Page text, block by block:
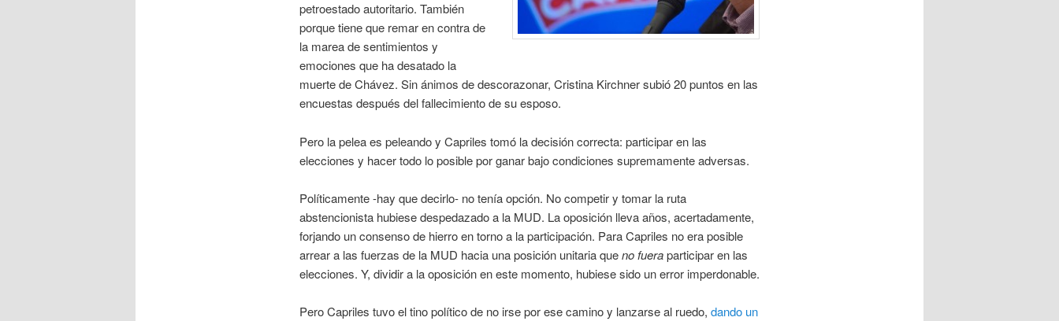
petroestado autoritario. También
porque tiene que remar en contra de
la marea de sentimientos y
emociones que ha desatado la
muerte de Chávez. Sin ánimos de descorazonar, Cristina Kirchner subió 20 puntos en las
encuestas después del fallecimiento de su esposo.
Pero la pelea es peleando y Capriles tomó la decisión correcta: participar en las
elecciones y hacer todo lo posible por ganar bajo condiciones supremamente adversas.
Políticamente -hay que decirlo- no tenía opción. No competir y tomar la ruta
abstencionista hubiese despedazado a la MUD. La oposición lleva años, acertadamente,
forjando un consenso de hierro en torno a la participación. Para Capriles no era posible
arrear a las fuerzas de la MUD hacia una posición unitaria queno fueraparticipar en las
elecciones. Y, dividir a la oposición en este momento, hubiese sido un error imperdonable.
Pero Capriles tuvo el tino político de no irse por ese camino y lanzarse al ruedo, dando un